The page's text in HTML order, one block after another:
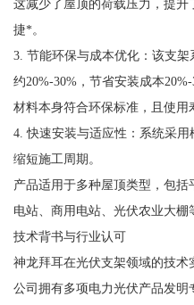
这减少了屋顶的荷载压力，提
捷*。
3. 节能环保与成本优化：该支
约20%-30%，节省安装成本20%-
材料本身符合环保标准，且使用
4. 快速安装与适应性：系统采
缩短施工周期。
产品适用于多种屋顶类型，包
电站、商用电站、光伏农业大棚
技术背书与行业认可
神龙拜耳在光伏支架领域的技术
公司拥有多项电力光伏产品发